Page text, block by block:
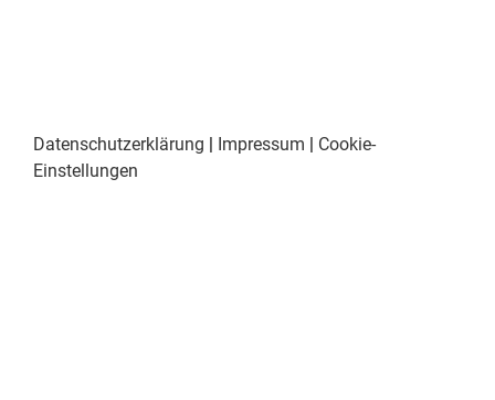
Datenschutzerklärung | Impressum | Cookie-
Einstellungen